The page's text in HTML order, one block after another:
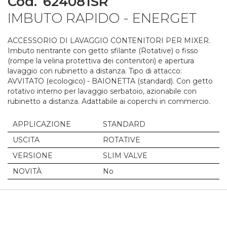
IMBUTO RAPIDO - ENERGET
ACCESSORIO DI LAVAGGIO CONTENITORI PER MIXER.
Imbuto rientrante con getto sfilante (Rotative) o fisso
(rompe la velina protettiva dei contenitori) e apertura
lavaggio con rubinetto a distanza. Tipo di attacco:
AVVITATO (ecologico) - BAIONETTA (standard). Con getto
rotativo interno per lavaggio serbatoio, azionabile con
rubinetto a distanza. Adattabile ai coperchi in commercio.
APPLICAZIONE
STANDARD
USCITA
ROTATIVE
VERSIONE
SLIM VALVE
NOVITÀ
No
to
the
of
the
images
gallery